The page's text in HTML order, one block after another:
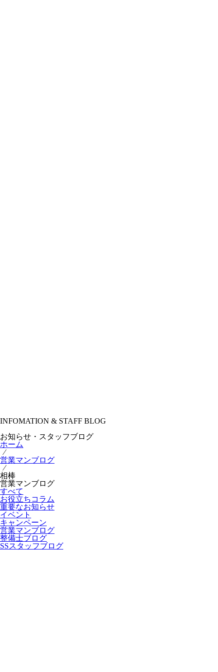
INFOMATION & STAFF BLOG
お知らせ・スタッフブログ
ホーム
⁄
営業マンブログ
⁄
相棒
営業マンブログ
すべて
お役立ちコラム
重要なお知らせ
イベント
キャンペーン
営業マンブログ
整備士ブログ
SSスタッフブログ